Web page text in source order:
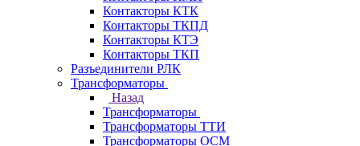
Контакторы КТК
Контакторы ТКПД
Контакторы КТЭ
Контакторы ТКП
Разъединители РЛК
Трансформаторы
Назад
Трансформаторы
Трансформаторы ТТИ
Трансформаторы ОСМ